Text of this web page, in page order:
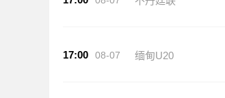
17:00 08-07 缅甸U20